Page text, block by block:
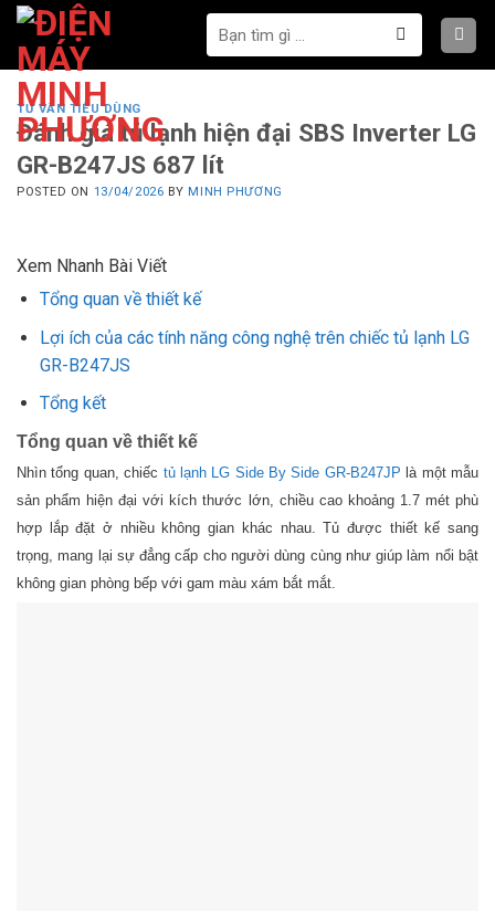
Bỏ
nội
dung
kiếm:
TƯ VẤN TIÊU DÙNG
Đánh giá tủ lạnh hiện đại SBS Inverter LG
GR-B247JS 687 lít
POSTED ON 13/04/2026 BY MINH PHƯƠNG
Xem Nhanh Bài Viết
Tổng quan về thiết kế
Lợi ích của các tính năng công nghệ trên chiếc tủ lạnh LG
GR-B247JS
Tổng kết
Tổng quan về thiết kế
Nhìn tổng quan, chiếc tủ lạnh LG Side By Side GR-B247JP là một mẫu
sản phẩm hiện đại với kích thước lớn, chiều cao khoảng 1.7 mét phù
hợp lắp đặt ở nhiều không gian khác nhau. Tủ được thiết kế sang
trọng, mang lại sự đẳng cấp cho người dùng cùng như giúp làm nổi bật
không gian phòng bếp với gam màu xám bắt mắt.